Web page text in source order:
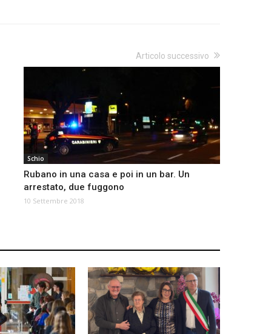
Articolo successivo
Schio
Rubano in una casa e poi in un bar. Un
arrestato, due fuggono
10 Settembre 2018